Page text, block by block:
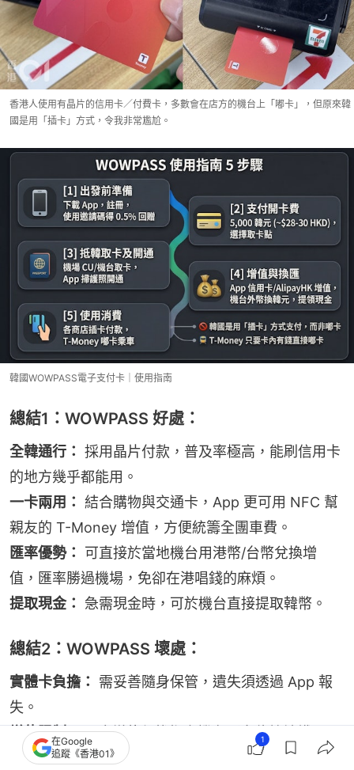
香港人使用有晶片的信用卡／付費卡，多數會在店方的機台上「嘟卡」，但原來韓
國是用「插卡」方式，令我非常尷尬。
韓國WOWPASS電子支付卡｜使用指南
總結1：WOWPASS 好處：
全韓通行： 採用晶片付款，普及率極高，能刷信用卡
的地方幾乎都能用。
一卡兩用： 結合購物與交通卡，App 更可用 NFC 幫
親友的 T-Money 增值，方便統籌全團車費。
匯率優勢：
可直接於當地機台用港幣/台幣兌換增
值，匯率勝過機場，免卻在港唱錢的麻煩。
提取現金：
急需現金時，可於機台直接提取韓幣。
總結2：WOWPASS 壞處：
實體卡負擔：
需妥善隨身保管，遺失須透過 App 報
失。
增值限制： 現金增值須找指定機台（多位於地鐵
站）；用 App 扣信用卡增值則需掃描護照。
在Google
追蹤《香港01》
1